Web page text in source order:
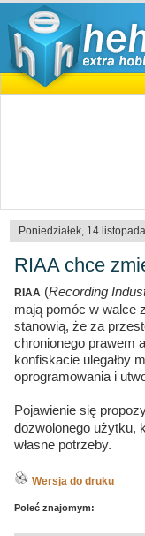
Poniedziałek, 14
RIAA chce
RIAA (Recording
mają pomóc w walce
stanowią, że za
chronionego prawem
konfiskacie ulegałby
oprogramowania i
Pojawienie się
dozwolonego użytku,
własne potrzeby.
Wersja do druku
Poleć znajomym: